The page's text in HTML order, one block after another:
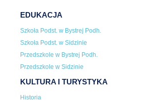
EDUKACJA
Szkoła Podst. w Bystrej Podh.
Szkoła Podst. w Sidzinie
Przedszkole w Bystrej Podh.
Przedszkole w Sidzinie
KULTURA I TURYSTYKA
Historia